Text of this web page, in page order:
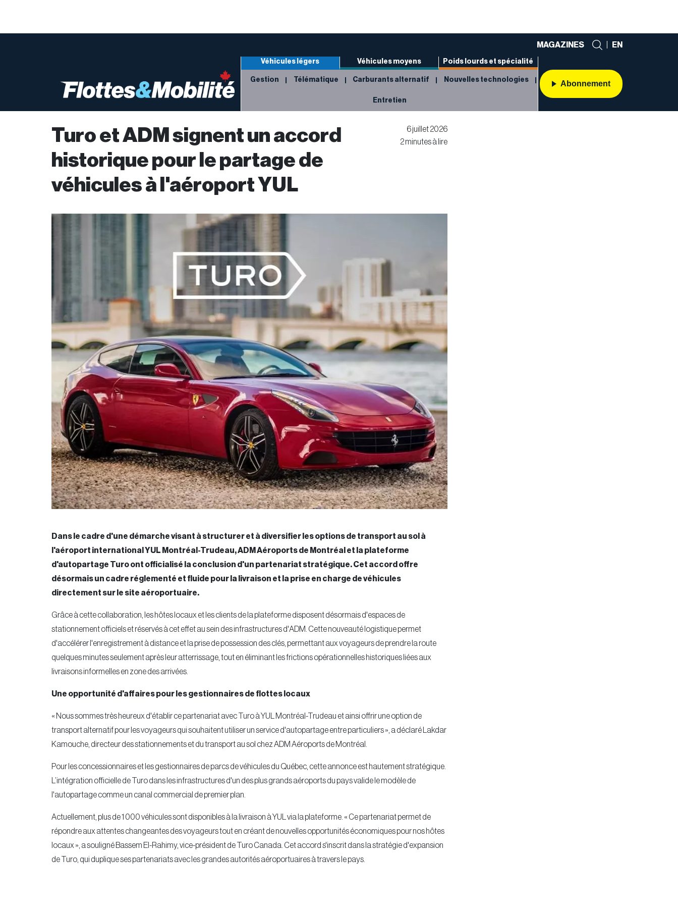
MAGAZINES EN
Véhicules légers Véhicules moyens Poids lourds et spécialité
Gestion Télématique Carburants alternatif Nouvelles technologies
Entretien
Abonnement
Turo et ADM signent un accord
historique pour le partage de
véhicules à l'aéroport YUL
6 juillet 2026
2 minutes à lire
Dans le cadre d'une démarche visant à structurer et à diversifier les options de transport au sol à
l'aéroport international YUL Montréal-Trudeau, ADM Aéroports de Montréal et la plateforme
d'autopartage Turo ont officialisé la conclusion d'un partenariat stratégique. Cet accord offre
désormais un cadre réglementé et fluide pour la livraison et la prise en charge de véhicules
directement sur le site aéroportuaire.
Grâce à cette collaboration, les hôtes locaux et les clients de la plateforme disposent désormais d'espaces de
stationnement officiels et réservés à cet effet au sein des infrastructures d'ADM. Cette nouveauté logistique permet
d'accélérer l'enregistrement à distance et la prise de possession des clés, permettant aux voyageurs de prendre la route
quelques minutes seulement après leur atterrissage, tout en éliminant les frictions opérationnelles historiques liées aux
livraisons informelles en zone des arrivées.
Une opportunité d'affaires pour les gestionnaires de flottes locaux
« Nous sommes très heureux d'établir ce partenariat avec Turo à YUL Montréal-Trudeau et ainsi offrir une option de
transport alternatif pour les voyageurs qui souhaitent utiliser un service d'autopartage entre particuliers », a déclaré Lakdar
Kamouche, directeur des stationnements et du transport au sol chez ADM Aéroports de Montréal.
Pour les concessionnaires et les gestionnaires de parcs de véhicules du Québec, cette annonce est hautement stratégique.
L’intégration officielle de Turo dans les infrastructures d'un des plus grands aéroports du pays valide le modèle de
l'autopartage comme un canal commercial de premier plan.
Actuellement, plus de 1 000 véhicules sont disponibles à la livraison à YUL via la plateforme. « Ce partenariat permet de
répondre aux attentes changeantes des voyageurs tout en créant de nouvelles opportunités économiques pour nos hôtes
locaux », a souligné Bassem El-Rahimy, vice-président de Turo Canada. Cet accord s'inscrit dans la stratégie d'expansion
de Turo, qui duplique ses partenariats avec les grandes autorités aéroportuaires à travers le pays.